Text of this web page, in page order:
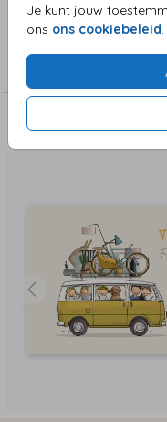
Je kunt jouw
ons ons cookiebeleid
Collectie
Deze zijn ook